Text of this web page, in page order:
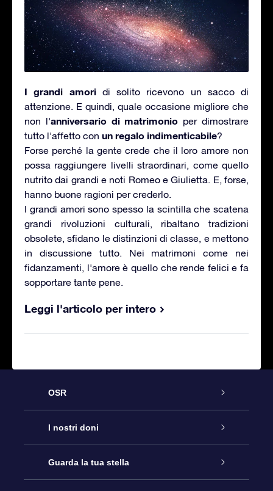
I grandi amoridi solito ricevono un sacco di
attenzione. E quindi, quale occasione migliore che
non l'anniversario di matrimonio per dimostrare
tutto l'affetto con un regalo indimenticabile?
Forse perché la gente crede che il loro amore non
possa raggiungere livelli straordinari, come quello
nutrito dai grandi e noti Romeo e Giulietta. E, forse,
hanno buone ragioni per crederlo.
I grandi amori sono spesso la scintilla che scatena
grandi rivoluzioni culturali, ribaltano tradizioni
obsolete, sfidano le distinzioni di classe, e mettono
in discussione tutto. Nei matrimoni come nei
fidanzamenti, l'amore è quello che rende felici e fa
sopportare tante pene.
Leggi l'articolo per intero
OSR
Assistenza
Contattaci
I nostri doni
Online Star Gift
Guarda la tua stella